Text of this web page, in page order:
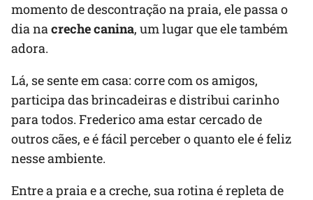
momento de descontração na praia, ele passa o
dia nacreche canina, um lugar que ele também
adora.
Lá, se sente em casa: corre com os amigos,
participa das brincadeiras e distribui carinho
para todos. Frederico ama estar cercado de
outros cães, e é fácil perceber o quanto ele é feliz
nesse ambiente.
Entre a praia e a creche, sua rotina é repleta de